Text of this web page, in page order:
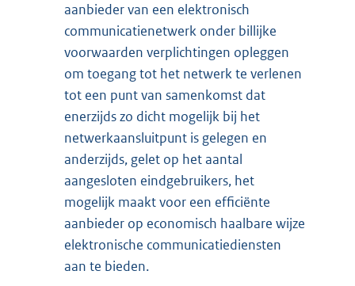
aanbieder van een elektronisch
communicatienetwerk onder billijke
voorwaarden verplichtingen opleggen
om toegang tot het netwerk te verlenen
tot een punt van samenkomst dat
enerzijds zo dicht mogelijk bij het
netwerkaansluitpunt is gelegen en
anderzijds, gelet op het aantal
aangesloten eindgebruikers, het
mogelijk maakt voor een efficiënte
aanbieder op economisch haalbare wijze
elektronische communicatiediensten
aan te bieden.